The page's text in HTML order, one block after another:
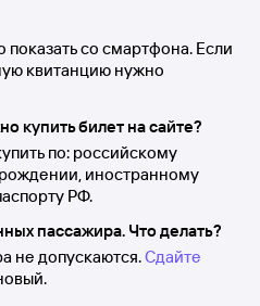
показать со смартфона. Если
квитанцию нужно
купить билет на сайте?
по: российскому
рождении, иностранному
РФ.
пассажира. Что делать?
не допускаются.Сдайте